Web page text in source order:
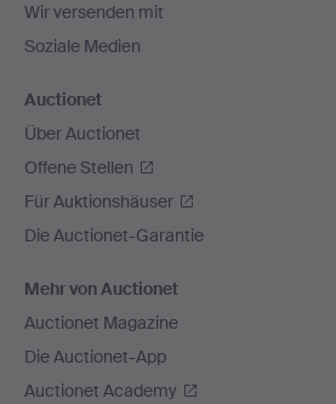
Wir versenden mit
Soziale Medien
Auctionet
Über Auctionet
Offene Stellen
Für Auktionshäuser
Die Auctionet-Garantie
Mehr von Auctionet
Auctionet Magazine
Die Auctionet-App
Auctionet Academy